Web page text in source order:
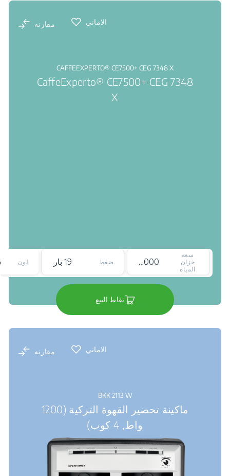
الاماني مقارنه
CAFFEEXPERTO® CE7500+ CEG 7348 X
CaffeExperto® CE7500+ CEG 7348
X
سعة
خزان
المياه
2000 ملي لتر ضغط 19 بار لون
نقاط البيع
الاماني مقارنه
BKK 2113 W
ماكينة تحضير القهوة التركية (1200
واط, 4 كوب)